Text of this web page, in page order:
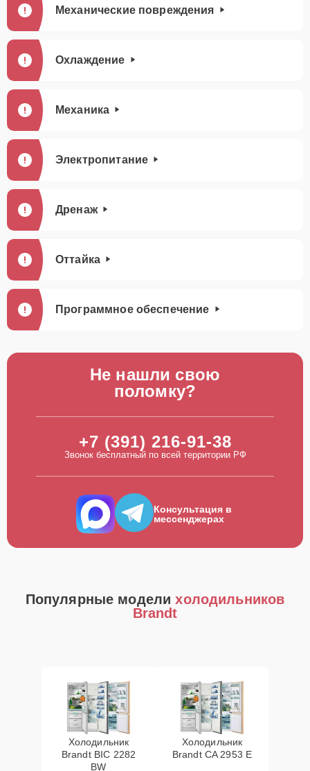
Механические повреждения
Охлаждение
Механика
Электропитание
Дренаж
Оттайка
Программное обеспечение
Не нашли свою
поломку?
+7 (391) 216-91-38
Звонок бесплатный по всей территории РФ
Консультация в
мессенджерах
Популярные моделихолодильников
Brandt
Холодильник
Brandt BIC 2282
BW
Холодильник
Brandt CA 2953 E